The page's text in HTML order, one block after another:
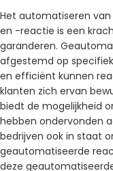
Het automatiseren
en -reactie is een
garanderen.
afgestemd op
en efficiënt kunnen
klanten zich ervan
biedt de mogelijkheid
hebben ondervonden
bedrijven ook in staat
geautomatiseerde
deze